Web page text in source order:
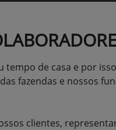
de casa e por
fazendas e nossos
clientes,